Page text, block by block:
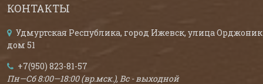
КОНТАКТЫ
Удмуртская Республика, город Ижевск, улица
дом 51
+7(950) 823-81-57
Пн—Сб 8:00—18:00 (вр.мск.), Вс - выходной